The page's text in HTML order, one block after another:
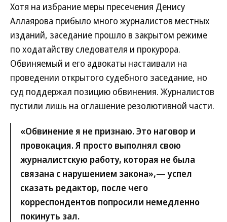
Хотя на избрание меры пресечения Денису
Аллаярова прибыло много журналистов местных
изданий, заседание прошло в закрытом режиме
по ходатайству следователя и прокурора.
Обвиняемый и его адвокаты настаивали на
проведении открытого судебного заседание, но
суд поддержал позицию обвинения. Журналистов
пустили лишь на оглашение резолютивной части.
«Обвинение я не признаю. Это наговор и
провокация. Я просто выполнял свою
журналистскую работу, которая не была
связана с нарушением закона»,— успел
сказать редактор, после чего
корреспондентов попросили немедленно
покинуть зал.